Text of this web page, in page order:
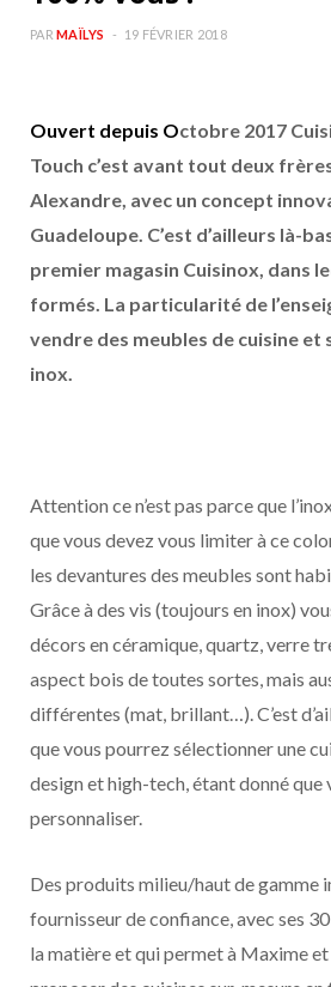
PAR MAÏLYS 19 FÉVRIER 2018
Ouvert depuis Octobre 2017
Touch c’est avant tout deux
Alexandre, avec un concept
Guadeloupe. C’est d’ailleurs là-
premier magasin Cuisinox, dans
formés. La particularité de
vendre des meubles de cuisine et
inox.
Attention ce n’est pas parce que
que vous devez vous limiter à ce
les devantures des meubles sont
Grâce à des vis (toujours en inox)
décors en céramique, quartz, verre
aspect bois de toutes sortes, mais
différentes (mat, brillant…). C’est
que vous pourrez sélectionner une
design et high-tech, étant donné que
personnaliser.
Des produits milieu/haut de gamme
fournisseur de confiance, avec ses 30
la matière et qui permet à Maxime